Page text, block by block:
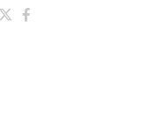
newnew
Opens new
Opens